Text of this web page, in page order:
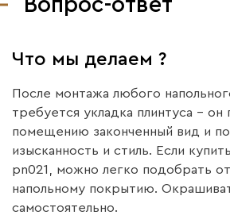
Вопрос-ответ
Что мы делаем ?
После монтажа любого
требуется укладка плинтуса – он
помещению законченный вид и
изысканность и стиль. Если
pn021, можно легко подобрать
напольному покрытию.
самостоятельно.